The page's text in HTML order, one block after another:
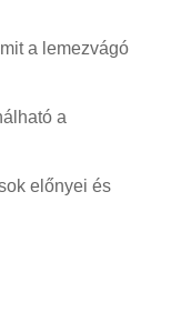
a lemezvágó
a
előnyei és